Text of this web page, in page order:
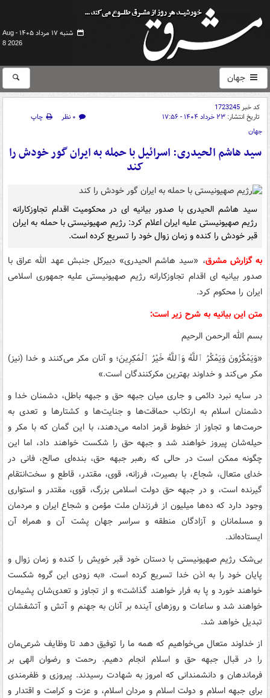
شنبه ۱۷ مرداد ۱۴۰۵ -
Aug
8 2026
جهان
کد خبر1723245
تاریخ انتشار: ۲۳ خرداد ۱۴۰۴ - ۱۷:۵۶ ۰ نظر
چاپ
جهان
سید هاشم الحیدری: اسرائیل با حمله به ایران گور خودش را
کند
سید هاشم الحیدری با صدور بیانیه ای در محکومیت اقدام تجاوزکارانه
رژیم صهیونیستی علیه ایران اعلام کرد: رژیم صهیونیستی با حمله به ایران
قبر خودش را کنده و زمان زوال خود را تسریع کرده است.
به گزارش مشرق، «سید هاشم الحیدری» دبیرکل جنبش عهد الله عراق با
صدور بیانیه ای اقدام تجاوزکارانه رژیم صهیونیستی علیه جمهوری اسلامی
ایران را محکوم کرد.
متن این بیانیه به شرح زیر است:
بسم الله الرحمن الرحیم
«وَیَمْکُرُونَ وَیَمْکُرُ ٱللَّهُ وَٱللَّهُ خَیْرُ ٱلْمَٰکِرِینَ؛ و آنان مکر می‌کنند و خدا (نیز)
مکر می‌کند و خداوند بهترین مکرکنندگان است.»
در سایه نبرد دائمی و جاری میان جبهه حق و جبهه باطل، دشمنان خدا و
دشمنان اسلام به ارتکاب حماقت‌ها و جنایت‌ها و کشتارها و تعدی به
حرمت‌ها و تجاوز از خطوط قرمز ادامه می‌دهند، با این گمان که با مکر و
حیله‌شان پیروز خواهند شد و جبهه حق را شکست خواهند داد، اما این
چگونه ممکن است در حالی که رهبر جبهه حق، بنده‌ای صالح، فانی در
خدای متعال، شجاع، با بصیرت، فرزانه، قوی، مقتدر، قاطع و سخت‌انتقام
گیرنده است، و در جبهه حق دولت اسلامی بزرگ، قوی، مقتدر و استواری
وجود دارد که ده‌ها میلیون از فرزندان ملت مؤمن و شجاع ایران و مردمان
و مسلمانان و آزادگان منطقه و سراسر جهان پشت آن و همراه آن
ایستاده‌اند.
بی‌شک رژیم صهیونیستی با دستان خود قبر خویش را کنده و زمان زوال و
پایان خود را به اذن خدا تسریع کرده است. «به زودی این گروه شکست
خواهند خورد و پا به فرار خواهند گذاشت» و از تجاوز و تعدی‌شان پشیمان
خواهند شد و ساعات و روزهای آینده بر آنان به جهنم و آتش و آتشفشان
تبدیل خواهد شد.
از خداوند متعال می‌خواهیم که همه ما را توفیق دهد تا وظایف شرعی‌مان
را در قبال جبهه حق و اسلام انجام دهیم. رحمت و رضوان الهی بر
فرماندهان و دانشمندانی که امروز به شهادت رسیدند. پیروزی و ظفرمندی
برای جبهه اسلام و دولت اسلام و مردان اسلام، و عزت و کرامت و اقتدار و